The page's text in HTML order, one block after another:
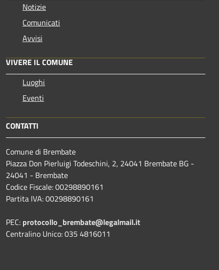
Notizie
Comunicati
Avvisi
VIVERE IL COMUNE
Luoghi
Eventi
CONTATTI
Comune di Brembate
Piazza Don Pierluigi Todeschini, 2, 24041 Brembate BG -
24041 - Brembate
Codice Fiscale: 00298890161
Partita IVA: 00298890161
PEC: protocollo_brembate@legalmail.it
Centralino Unico: 035 4816011